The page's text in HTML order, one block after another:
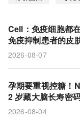
癌细胞系
隐窝
ZFP36L2
免疫细胞
非黑
Cell：免疫细胞都
免疫抑制患者的皮
2026-08-07
孕期要重视控糖！
2 岁藏大脑长寿密
痴呆晚来近 3 年
2026-08-04